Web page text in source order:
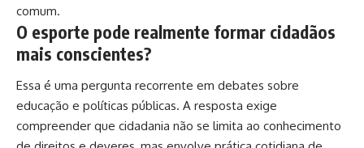
comum.
O esporte pode realmente formar cidadãos
mais conscientes?
Essa é uma pergunta recorrente em debates sobre
educação e políticas públicas. A resposta exige
compreender que cidadania não se limita ao conhecimento